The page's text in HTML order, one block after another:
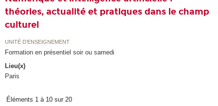
théories, actualité et pratiques dans le champ
culturel
UNITÉ D’ENSEIGNEMENT
Formation en présentiel soir ou samedi
Lieu(x)
Paris
Éléments 1 à 10 sur 20